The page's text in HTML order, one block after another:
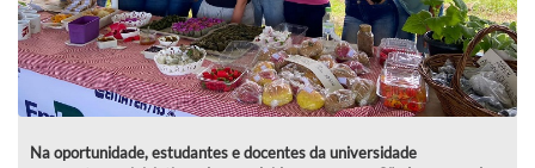
Na oportunidade, estudantes e docentes da universidade